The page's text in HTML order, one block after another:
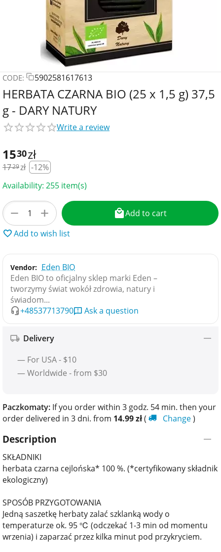
CODE: 5902581617613
HERBATA CZARNA BIO (25 x 1,5 g) 37,5
g - DARY NATURY
Write a review
1530zł
1729zł -12%
Availability: 255 item(s)
+
−
Add to cart
Add to wish list
Vendor: Eden BIO
Eden BIO to oficjalny sklep marki Eden –
tworzymy świat wokół zdrowia, natury i
świadom...
+48537713790
Ask a question
Delivery
— For USA - $10
— Worldwide - from $30
Paczkomaty: If you order within 3 godz. 54 min. then your
order delivered in 3 dni. from 14.99zł( Change)
Description
SKŁADNIKI
herbata czarna cejlońska* 100 %. (*certyfikowany składnik
ekologiczny)
SPOSÓB PRZYGOTOWANIA
Jedną saszetkę herbaty zalać szklanką wody o
temperaturze ok. 95 ℃ (odczekać 1-3 min od momentu
wrzenia) i zaparzać przez kilka minut pod przykryciem.